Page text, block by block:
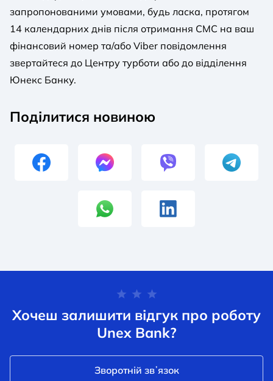
запропонованими умовами, будь ласка, протягом
14 календарних днів після отримання СМС на ваш
фінансовий номер та/або Viber повідомлення
звертайтеся до Центру турботи або до відділення
Юнекс Банку.
Поділитися новиною
Хочеш залишити відгук про роботу
Unex Bank?
Зворотній звʼязок